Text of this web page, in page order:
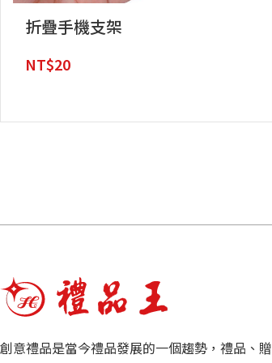
折疊手機支架
NT$20
創意禮品是當今禮品發展的一個趨勢，禮品、贈